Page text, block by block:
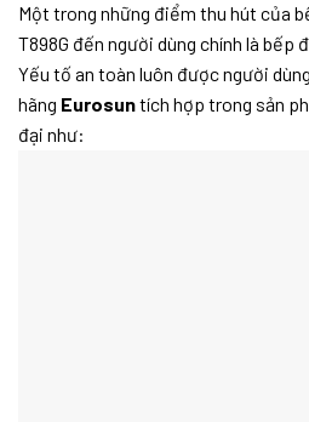
Một trong những điểm thu hút của
T898G đến người dùng chính là bếp
Yếu tố an toàn luôn được người
hãng Eurosuntích hợp trong sản
đại như: